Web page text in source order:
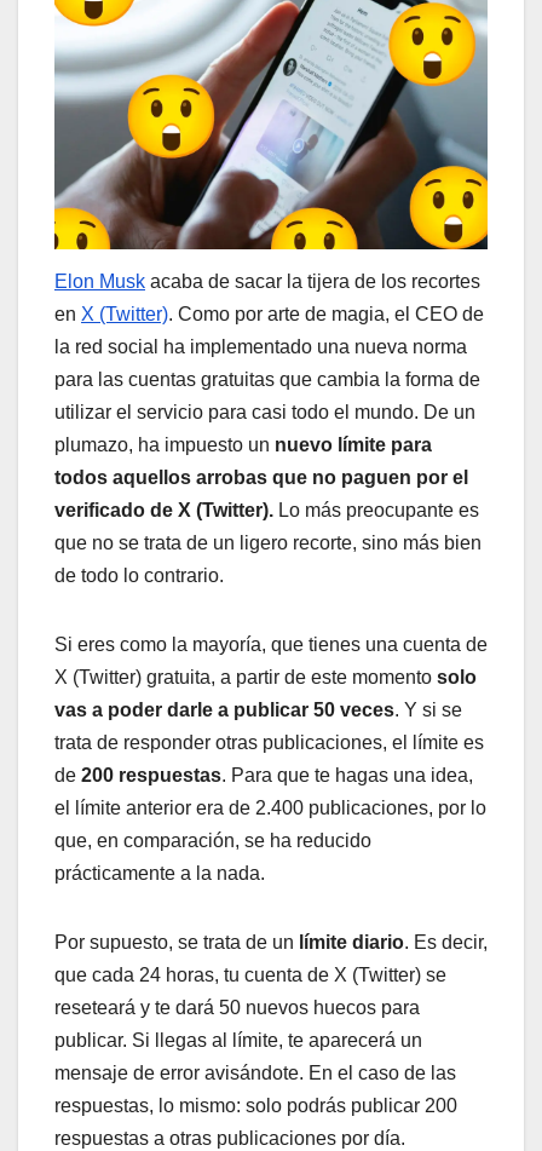
Elon Musk acaba de sacar la tijera de los recortes
en X (Twitter). Como por arte de magia, el CEO de
la red social ha implementado una nueva norma
para las cuentas gratuitas que cambia la forma de
utilizar el servicio para casi todo el mundo. De un
plumazo, ha impuesto un nuevo límite para
todos aquellos arrobas que no paguen por el
verificado de X (Twitter). Lo más preocupante es
que no se trata de un ligero recorte, sino más bien
de todo lo contrario.
Si eres como la mayoría, que tienes una cuenta de
X (Twitter) gratuita, a partir de este momento solo
vas a poder darle a publicar 50 veces. Y si se
trata de responder otras publicaciones, el límite es
de 200 respuestas. Para que te hagas una idea,
el límite anterior era de 2.400 publicaciones, por lo
que, en comparación, se ha reducido
prácticamente a la nada.
Por supuesto, se trata de un límite diario. Es decir,
que cada 24 horas, tu cuenta de X (Twitter) se
reseteará y te dará 50 nuevos huecos para
publicar. Si llegas al límite, te aparecerá un
mensaje de error avisándote. En el caso de las
respuestas, lo mismo: solo podrás publicar 200
respuestas a otras publicaciones por día.